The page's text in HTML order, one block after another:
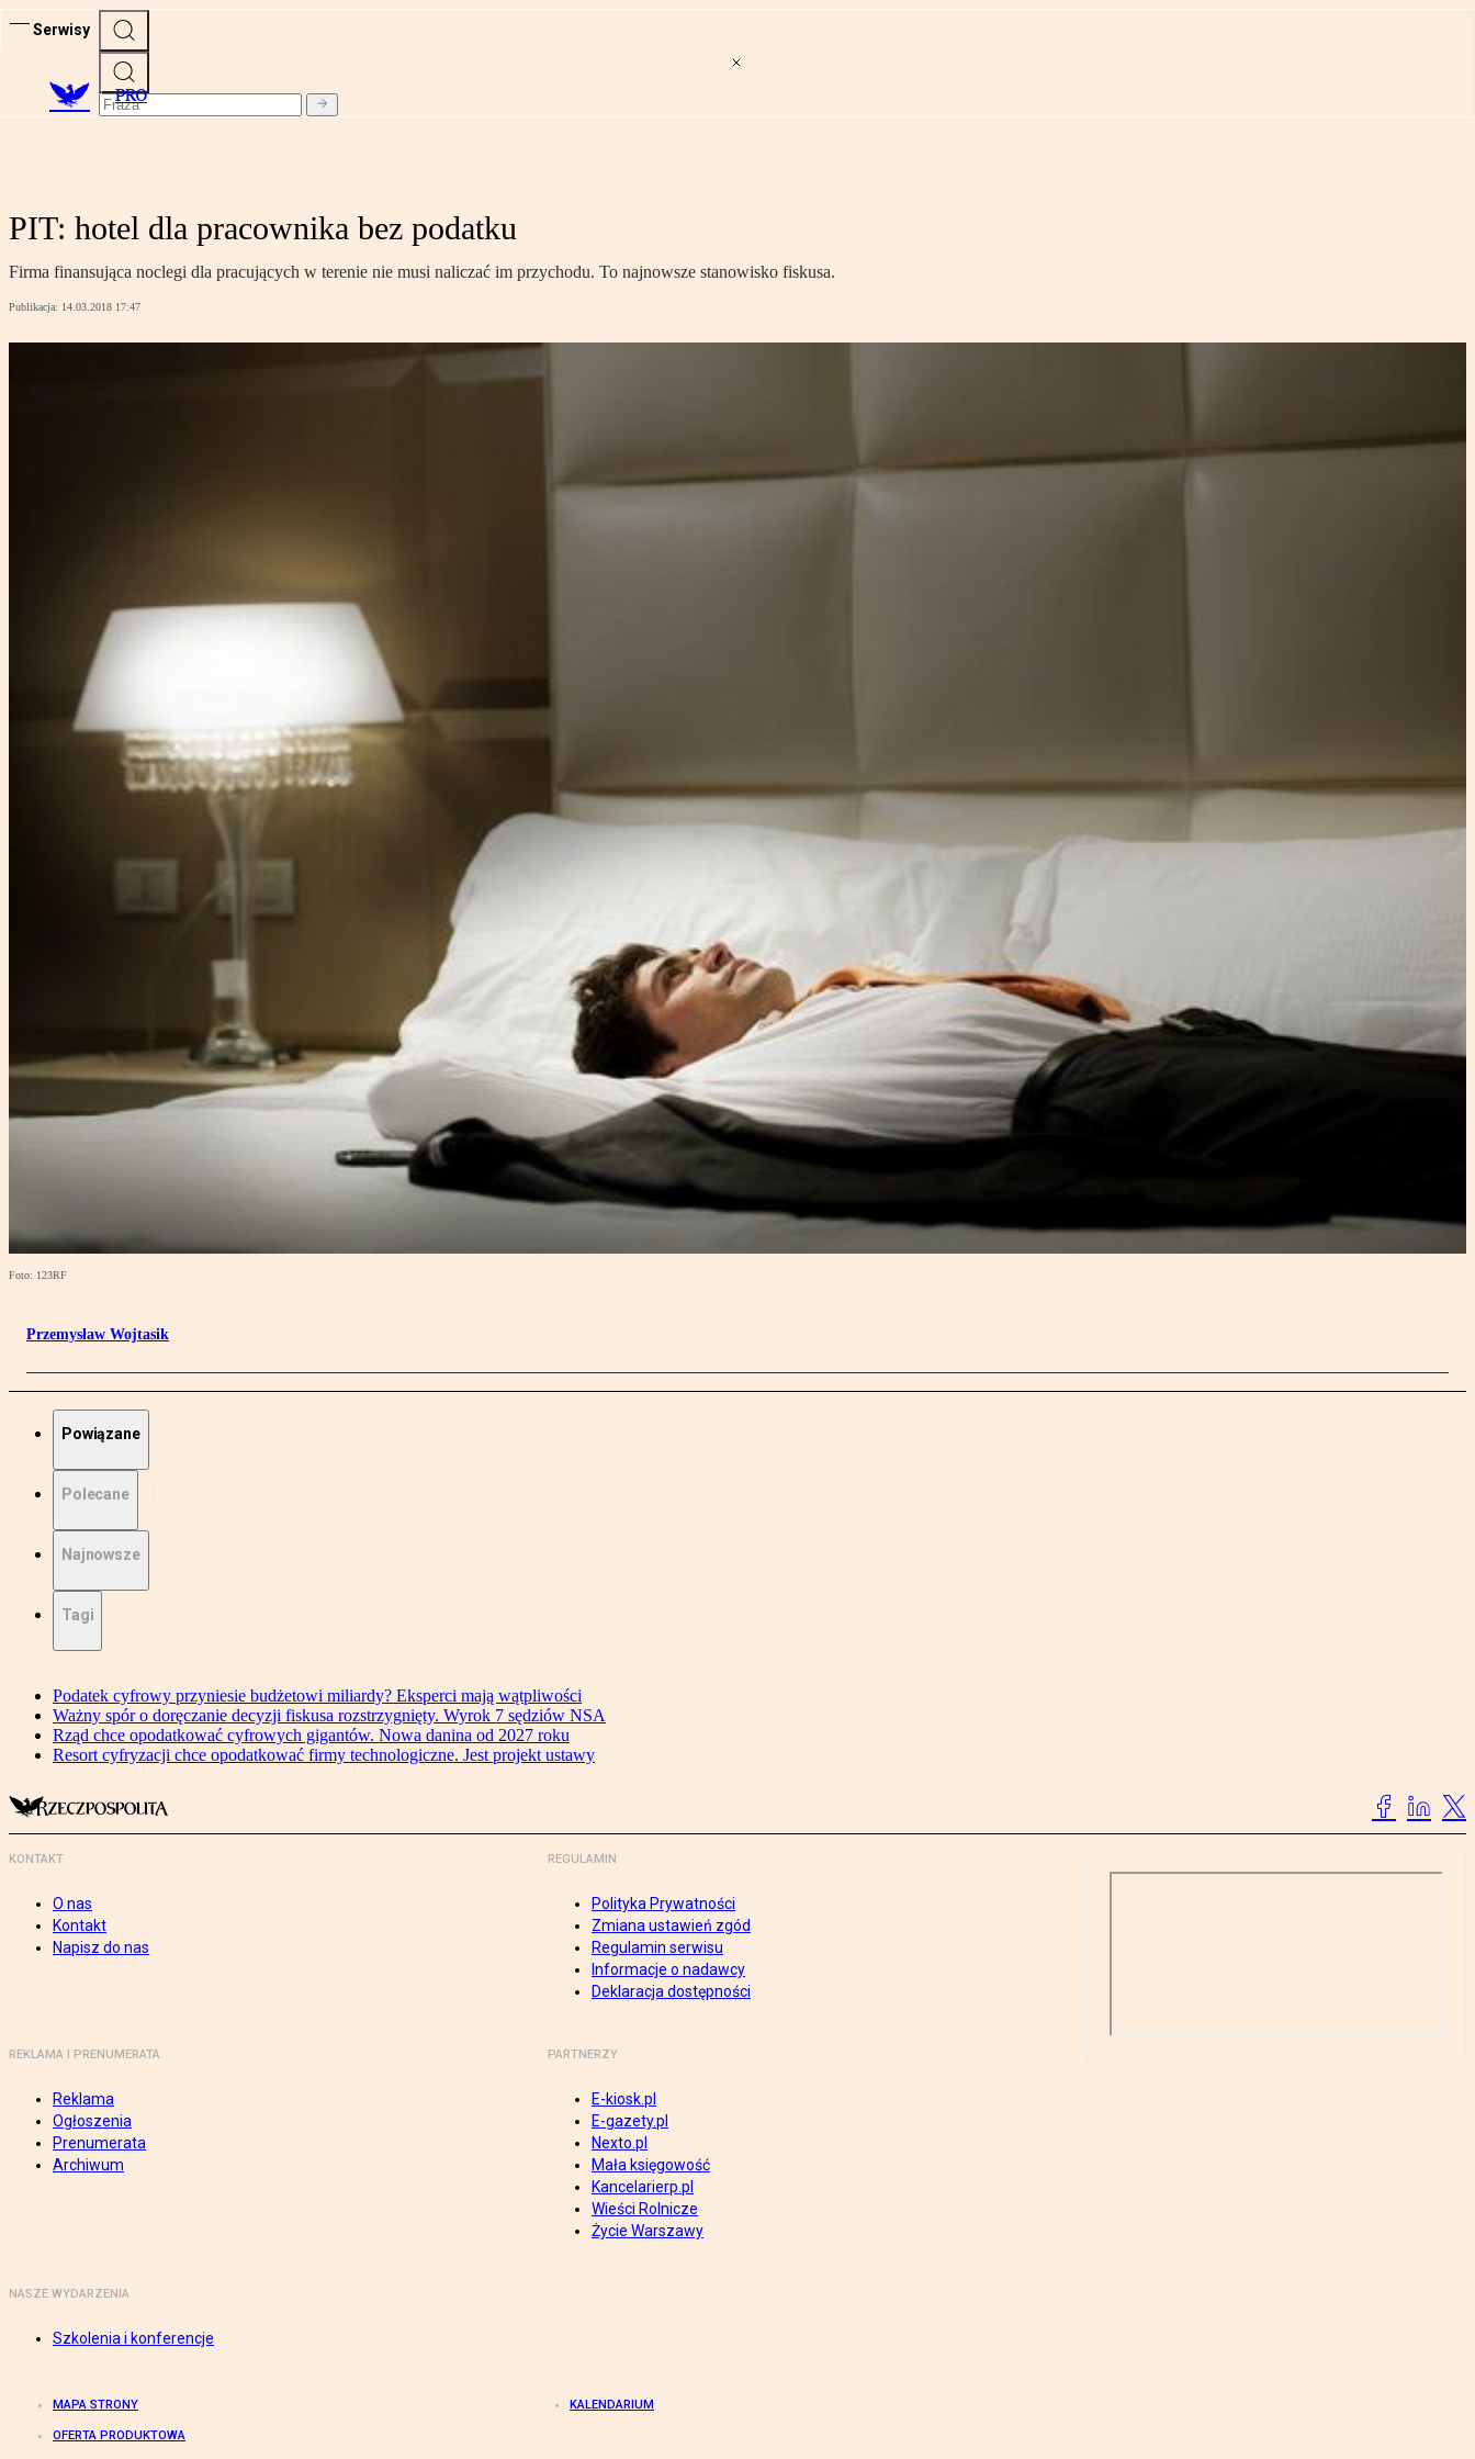
Serwisy
PRO
PIT: hotel dla pracownika bez podatku
Firma finansująca noclegi dla pracujących w terenie nie musi naliczać im przychodu. To najnowsze stanowisko fiskusa.
Publikacja: 14.03.2018 17:47
Foto: 123RF
Przemysław Wojtasik
Powiązane
Polecane
Najnowsze
Tagi
Podatek cyfrowy przyniesie budżetowi miliardy? Eksperci mają wątpliwości
Ważny spór o doręczanie decyzji fiskusa rozstrzygnięty. Wyrok 7 sędziów NSA
Rząd chce opodatkować cyfrowych gigantów. Nowa danina od 2027 roku
Resort cyfryzacji chce opodatkować firmy technologiczne. Jest projekt ustawy
KONTAKT
O nas
Kontakt
Napisz do nas
REGULAMIN
Polityka Prywatności
Zmiana ustawień zgód
Regulamin serwisu
Informacje o nadawcy
Deklaracja dostępności
REKLAMA I PRENUMERATA
Reklama
Ogłoszenia
Prenumerata
Archiwum
PARTNERZY
E-kiosk.pl
E-gazety.pl
Nexto.pl
Mała księgowość
Kancelarierp.pl
Wieści Rolnicze
Życie Warszawy
NASZE WYDARZENIA
Szkolenia i konferencje
MAPA STRONY KALENDARIUM
OFERTA PRODUKTOWA